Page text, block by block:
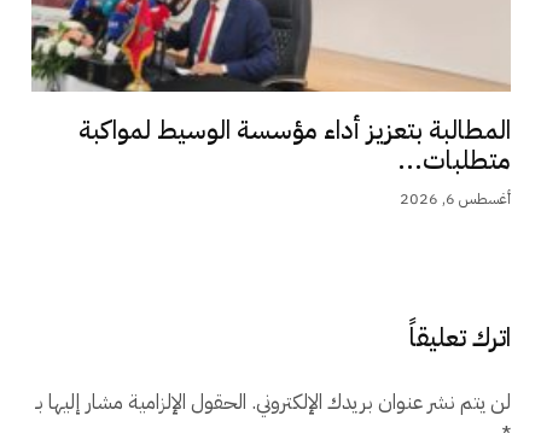
المطالبة بتعزيز أداء مؤسسة الوسيط لمواكبة
متطلبات...
أغسطس 6, 2026
اترك تعليقاً
لن يتم نشر عنوان بريدك الإلكتروني. الحقول الإلزامية مشار إليها بـ